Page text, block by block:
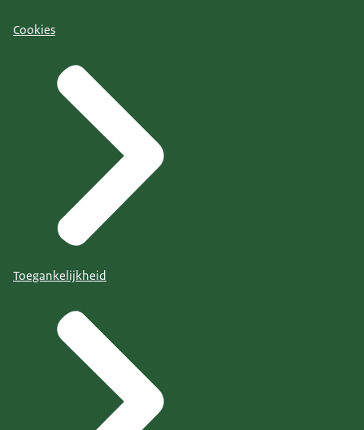
Cookies
Toegankelijkheid